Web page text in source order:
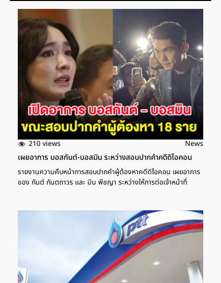
210 views News
เผยอาการ บอสกันต์-บอสมิน ระหว่างสอบปากคำคดีดิไอคอน
รายงานความคืบหน้าการสอบปากคำผู้ต้องหาคดีดิไอคอน เผยอาการ
ของ กันต์ กันตถาวร และ มิน พีชญา ระหว่างให้การต่อเจ้าหน้าที่